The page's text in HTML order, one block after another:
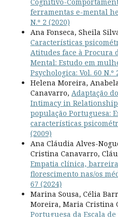
Cognitivo-
ferramentas e-mental
N.º 2 (2020)
Ana Fonseca, Sheila
Características
Atitudes face à Procura
Mental: Estudo em
Psychologica: Vol. 60 N.º
Helena Moreira,
Canavarro, Adaptação
Intimacy in
população Portuguesa:
características
(2009)
Ana Cláudia Alves-
Cristina Canavarro,
Empatia clínica,
florescimento nas/os
67 (2024)
Marina Sousa, Célia
Moreira, Maria Cristina
Portuguesa da Escala